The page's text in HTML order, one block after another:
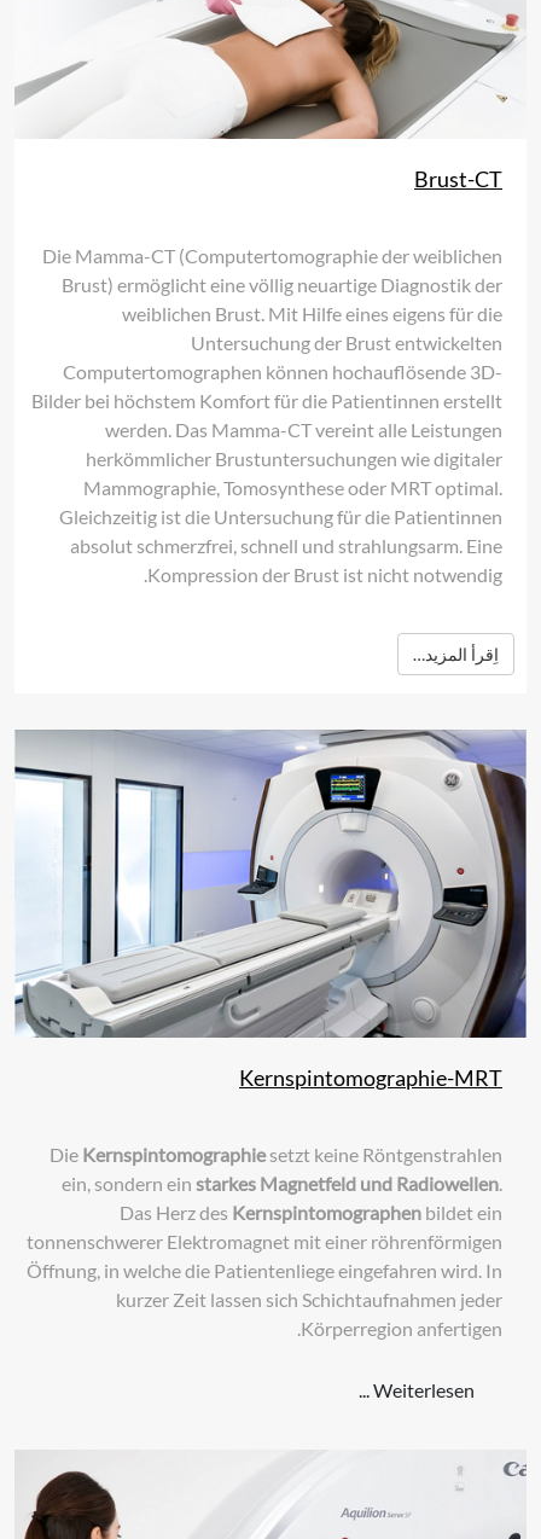
Brust-CT
Die Mamma-CT (Computertomographie der weiblichen
Brust) ermöglicht eine völlig neuartige Diagnostik der
weiblichen Brust. Mit Hilfe eines eigens für die
Untersuchung der Brust entwickelten
Computertomographen können hochauflösende 3D-
Bilder bei höchstem Komfort für die Patientinnen erstellt
werden. Das Mamma-CT vereint alle Leistungen
herkömmlicher Brustuntersuchungen wie digitaler
Mammographie, Tomosynthese oder MRT optimal.
Gleichzeitig ist die Untersuchung für die Patientinnen
absolut schmerzfrei, schnell und strahlungsarm. Eine
Kompression der Brust ist nicht notwendig.
اِقرأ المزيد…
Kernspintomographie-MRT
Die Kernspintomographiesetzt keine Röntgenstrahlen
ein, sondern ein starkes Magnetfeld und Radiowellen
Das Herz des Kernspintomographen bildet ein
tonnenschwerer Elektromagnet mit einer röhrenförmigen
Öffnung, in welche die Patientenliege eingefahren wird. In
kurzer Zeit lassen sich Schichtaufnahmen jeder
Körperregion anfertigen.
Weiterlesen ...